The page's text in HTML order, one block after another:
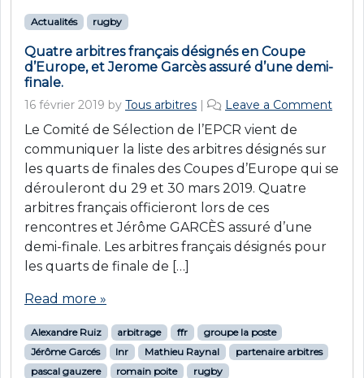
Actualités rugby
Quatre arbitres français désignés en Coupe
d’Europe, et Jerome Garcès assuré d’une demi-
finale.
16 février 2019 by Tous arbitres | Leave a Comment
Le Comité de Sélection de l’EPCR vient de
communiquer la liste des arbitres désignés sur
les quarts de finales des Coupes d’Europe qui se
dérouleront du 29 et 30 mars 2019. Quatre
arbitres français officieront lors de ces
rencontres et Jérôme GARCÈS assuré d’une
demi-finale. Les arbitres français désignés pour
les quarts de finale de […]
Read more »
Alexandre Ruiz arbitrage ffr
groupe la poste
Jérôme Garcés
lnr Mathieu Raynal
partenaire arbitres
pascal gauzere
romain poite rugby